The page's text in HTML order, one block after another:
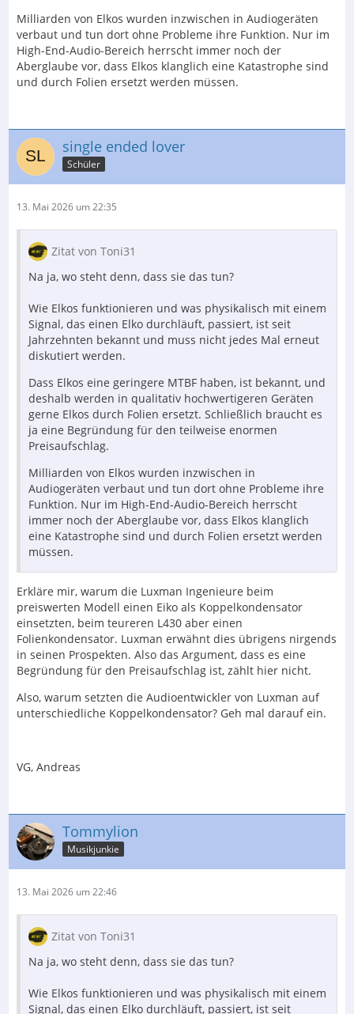
Milliarden von Elkos wurden inzwischen in Audiogeräten
verbaut und tun dort ohne Probleme ihre Funktion. Nur im
High-End-Audio-Bereich herrscht immer noch der
Aberglaube vor, dass Elkos klanglich eine Katastrophe sind
und durch Folien ersetzt werden müssen.
single ended lover
Schüler
13. Mai 2026 um 22:35
Zitat von Toni31
Na ja, wo steht denn, dass sie das tun?
Wie Elkos funktionieren und was physikalisch mit einem
Signal, das einen Elko durchläuft, passiert, ist seit
Jahrzehnten bekannt und muss nicht jedes Mal erneut
diskutiert werden.
Dass Elkos eine geringere MTBF haben, ist bekannt, und
deshalb werden in qualitativ hochwertigeren Geräten
gerne Elkos durch Folien ersetzt. Schließlich braucht es
ja eine Begründung für den teilweise enormen
Preisaufschlag.
Milliarden von Elkos wurden inzwischen in
Audiogeräten verbaut und tun dort ohne Probleme ihre
Funktion. Nur im High-End-Audio-Bereich herrscht
immer noch der Aberglaube vor, dass Elkos klanglich
eine Katastrophe sind und durch Folien ersetzt werden
müssen.
Erkläre mir, warum die Luxman Ingenieure beim
preiswerten Modell einen Eiko als Koppelkondensator
einsetzten, beim teureren L430 aber einen
Folienkondensator. Luxman erwähnt dies übrigens nirgends
in seinen Prospekten. Also das Argument, dass es eine
Begründung für den Preisaufschlag ist, zählt hier nicht.
Also, warum setzten die Audioentwickler von Luxman auf
unterschiedliche Koppelkondensator? Geh mal darauf ein.
VG, Andreas
Tommylion
Musikjunkie
13. Mai 2026 um 22:46
Zitat von Toni31
Na ja, wo steht denn, dass sie das tun?
Wie Elkos funktionieren und was physikalisch mit einem
Signal, das einen Elko durchläuft, passiert, ist seit